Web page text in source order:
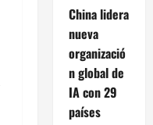
China lidera
nueva
organizació
n global de
IA con 29
países